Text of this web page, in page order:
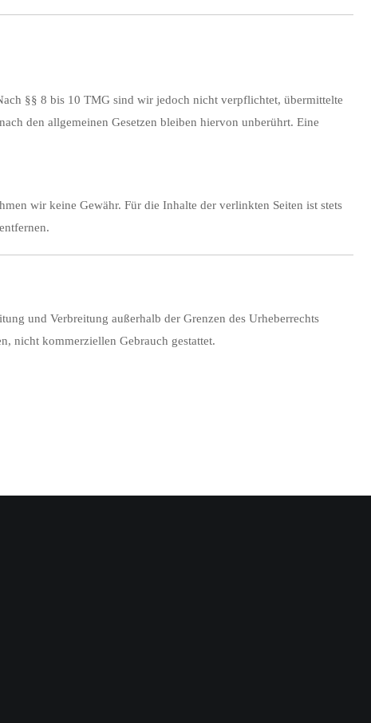
§§ 8 bis 10 TMG sind wir jedoch nicht verpflichtet, übermittelte
nach den allgemeinen Gesetzen bleiben hiervon unberührt. Eine
wir keine Gewähr. Für die Inhalte der verlinkten Seiten ist stets
entfernen.
und Verbreitung außerhalb der Grenzen des Urheberrechts
nicht kommerziellen Gebrauch gestattet.